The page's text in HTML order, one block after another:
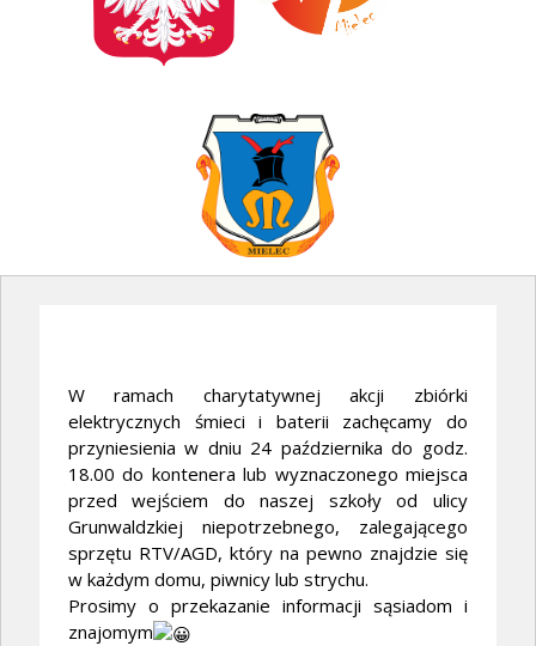
W ramach charytatywnej akcji zbiórki
elektrycznych śmieci i baterii zachęcamy do
przyniesienia w dniu 24 października do godz.
18.00 do kontenera lub wyznaczonego miejsca
przed wejściem do naszej szkoły od ulicy
Grunwaldzkiej niepotrzebnego, zalegającego
sprzętu RTV/AGD, który na pewno znajdzie się
w każdym domu, piwnicy lub strychu.
Prosimy o przekazanie informacji sąsiadom i
znajomym